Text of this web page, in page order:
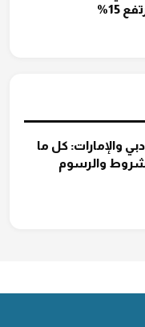
والإمارات: كل ما
والرسوم